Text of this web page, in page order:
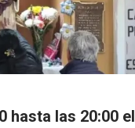
hasta las 20:00 el